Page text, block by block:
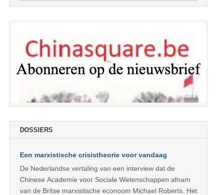
DOSSIERS
Een marxistische crisistheorie voor vandaag
De Nederlandse vertaling van een interview dat de
Chinese Academie voor Sociale Wetenschappen afnam
van de Britse marxistische econoom Michael Roberts. Het